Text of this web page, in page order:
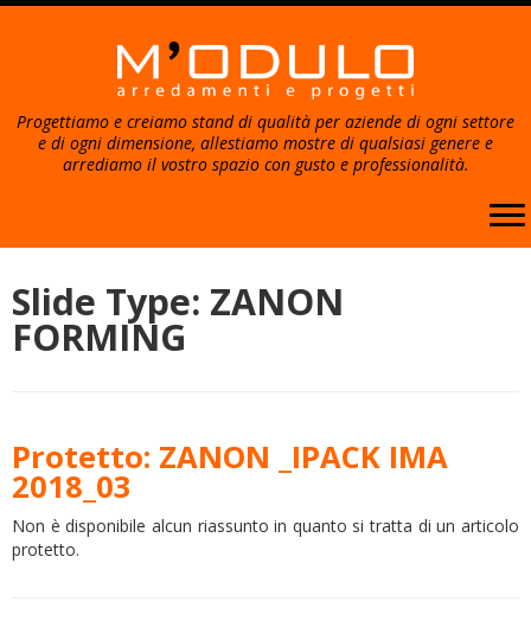
contenuto
Progettiamo e creiamo stand di qualità per aziende di ogni settore
e di ogni dimensione, allestiamo mostre di qualsiasi genere e
arrediamo il vostro spazio con gusto e professionalità.
Slide Type: ZANON
FORMING
Protetto: ZANON _IPACK IMA
2018_03
Non è disponibile alcun riassunto in quanto si tratta di un articolo
protetto.